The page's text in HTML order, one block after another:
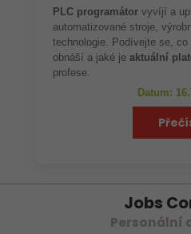
PLC programátor vyvíjí a
automatizované stroje,
technologie. Podívejte se, co
obnáší a jaké je aktuální
profese.
Datum:
Jobs
Personální